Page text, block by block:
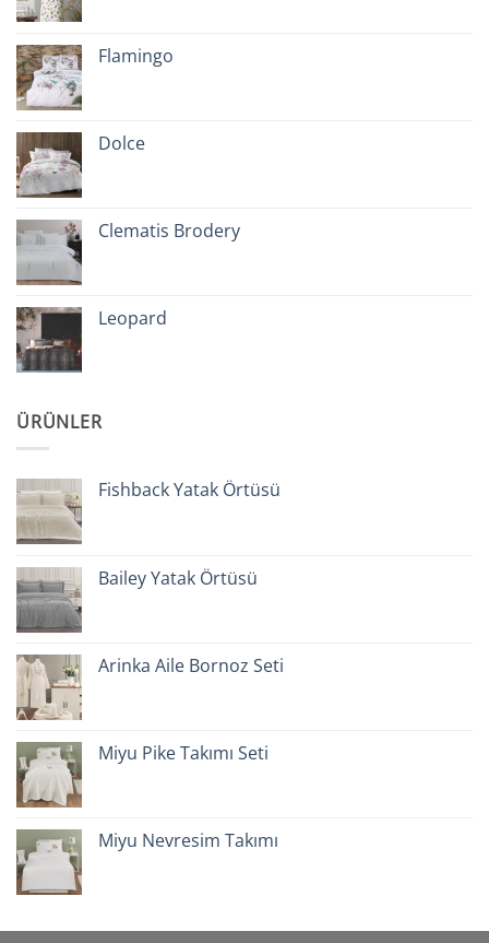
Flamingo
Dolce
Clematis Brodery
Leopard
ÜRÜNLER
Fishback Yatak Örtüsü
Bailey Yatak Örtüsü
Arinka Aile Bornoz Seti
Miyu Pike Takımı Seti
Miyu Nevresim Takımı